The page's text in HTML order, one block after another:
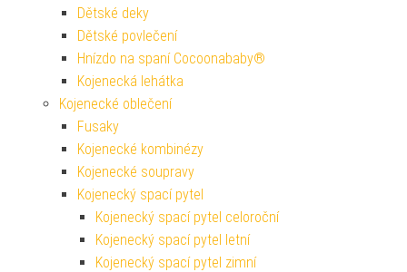
Dětské deky
Dětské povlečení
Hnízdo na spaní Cocoonababy®
Kojenecká lehátka
Kojenecké oblečení
Fusaky
Kojenecké kombinézy
Kojenecké soupravy
Kojenecký spací pytel
Kojenecký spací pytel celoroční
Kojenecký spací pytel letní
Kojenecký spací pytel zimní